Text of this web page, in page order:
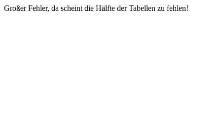
Großer Fehler, da scheint die Hälfte der Tabellen zu fehlen!